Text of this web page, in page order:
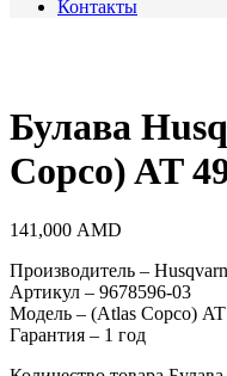
Контакты
Булава
Copco) AT
141,000 AMD
Производитель –
Артикул – 9678596-03
Модель – (Atlas Copco)
Гарантия – 1 год